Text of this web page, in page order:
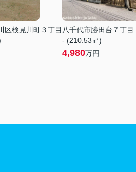
区検見川町３丁目 八千代市勝田台７丁目
- (210.53㎡)
4,980万円